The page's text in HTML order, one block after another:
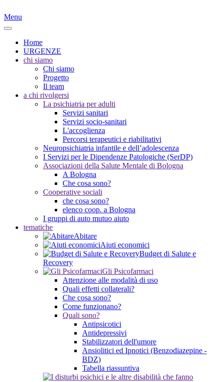
Menu
Home
URGENZE
chi siamo
Chi siamo
Progetto
Il team
a chi rivolgersi
La psichiatria per adulti
Servizi sanitari
Servizi socio-sanitari
L'accoglienza
Percorsi terapeutici e riabilitativi
Neuropsichiatria infantile e dell’adolescenza
I Servizi per le Dipendenze Patologiche (SerDP)
Associazioni della Salute Mentale di Bologna
A Bologna
Che cosa sono?
Cooperative sociali
che cosa sono?
elenco coop. a Bologna
I gruppi di auto mutuo aiuto
tematiche
Abitare
Aiuti economici
Budget di Salute e
Recovery
Gli Psicofarmaci
Attenzione alle modalità di uso
Quali effetti collaterali?
Che cosa sono?
Come funzionano?
Quali sono?
Antipsicotici
Antidepressivi
Stabilizzatori dell'umore
Ansiolitici ed Ipnotici (Benzodiazepine -
BDZ)
Tabella riassuntiva